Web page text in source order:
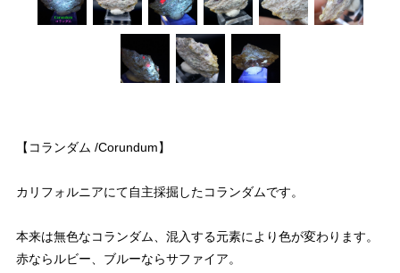
【コランダム /Corundum】
カリフォルニアにて自主採掘したコランダムです。
本来は無色なコランダム、混入する元素により色が変わります。
赤ならルビー、ブルーならサファイア。